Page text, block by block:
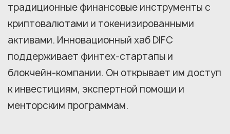
традиционные финансовые инструменты с
криптовалютами и токенизированными
активами. Инновационный хаб DIFC
поддерживает финтех-стартапы и
блокчейн-компании. Он открывает им доступ
к инвестициям, экспертной помощи и
менторским программам.